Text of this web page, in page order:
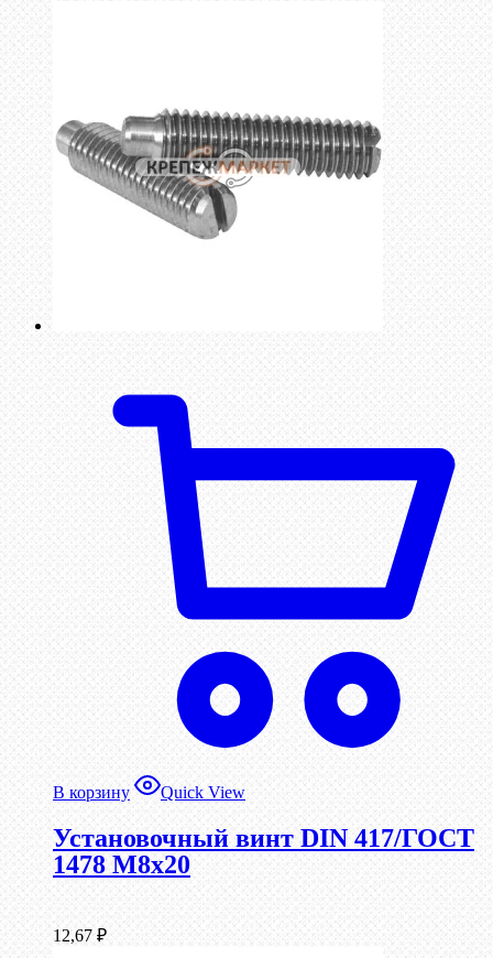
В корзину Quick View
Установочный винт DIN 417/ГОСТ
1478 М8х20
12,67 ₽